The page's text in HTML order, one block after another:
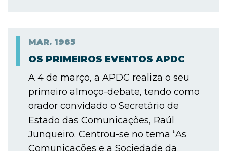
MAR. 1985
OS PRIMEIROS EVENTOS APDC
A 4 de março, a APDC realiza o seu
primeiro almoço-debate, tendo como
orador convidado o Secretário de
Estado das Comunicações, Raúl
Junqueiro. Centrou-se no tema “As
Comunicações e a Sociedade da